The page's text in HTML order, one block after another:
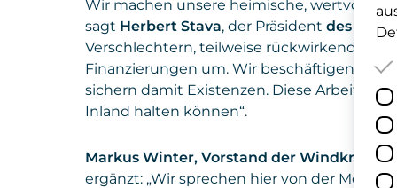
Wir machen unsere heimische, wertvolle
sagt Herbert Stava, der Präsident des
Verschlechtern, teilweise rückwirkend, das
Finanzierungen um. Wir beschäftigen die
sichern damit Existenzen. Diese
Inland halten können“.
Markus Winter, Vorstand der Windkraft
ergänzt: „Wir sprechen hier von der